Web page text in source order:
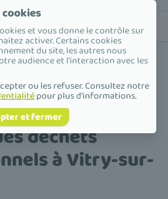
professionnels /Île-de-France /
déchets
à Vitry-sur-
et vous donne le contrôle sur
activer. Certains cookies
du site, les autres nous
audience et l'interaction avec les
ou les refuser. Consultez notre
pour plus d'informations.
et fermer